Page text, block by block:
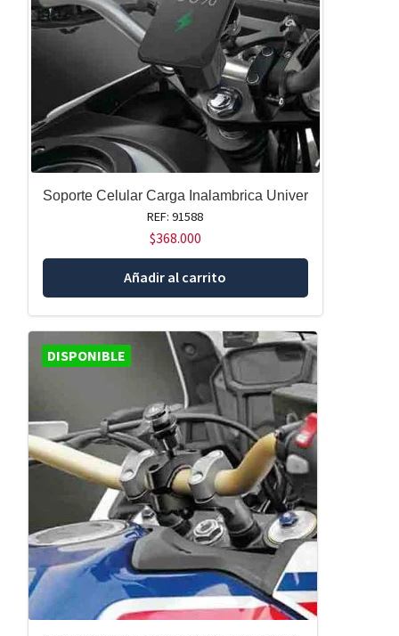
Soporte Celular Carga Inalambrica Univer
REF: 91588
$368.000
Añadir al carrito
DISPONIBLE